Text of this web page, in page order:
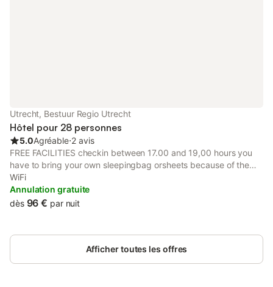
Utrecht, Bestuur Regio Utrecht
Hôtel pour 28 personnes
5.0Agréable⋅2 avis
FREE FACILITIES checkin between 17.00 and 19,00 hours you
have to bring your own sleepingbag orsheets because of the
envirement pillow and cover are on the bed All prices include:
FREE BBQ with (you have to bring your own carbon) * free
breakfast * free selfmade lunchbag * * free tea, coffee, j * free
free use of big chess game in the garden, table tennis and table
football free use of lockers, at your own risk (bring your own
padlock
WiFi
Annulation gratuite
dès 96 € par nuit
Afficher toutes les offres